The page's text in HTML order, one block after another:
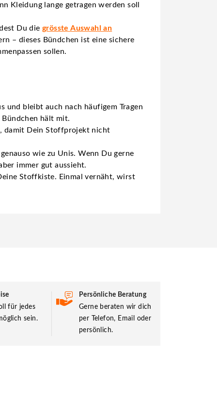
Kleidung lange getragen werden soll
Du diegrösste Auswahl an
– dieses Bündchen ist eine sichere
sollen.
und bleibt auch nach häufigem Tragen
Bündchen hält mit.
, damit Dein Stoffprojekt nicht
wie zu Unis. Wenn Du gerne
immer gut aussieht.
Stoffkiste. Einmal vernäht, wirst
für jedes
sein.
Persönliche Beratung
Gerne beraten wir dich
per Telefon, Email oder
persönlich.